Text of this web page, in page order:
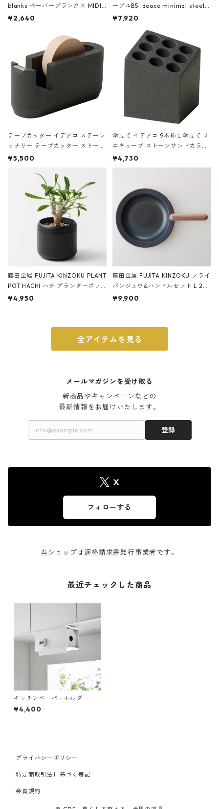
blanks ペーパーブランクス MIDI
ハードカバー 罫線 ヴァン・ゴッホ
¥2,640
ーブルB5 ideaco minimal steel f
urniture WALL Table B5 ネイビー
¥7,920
テープカッター イデアコ ステーシ
ョナリー テープカッター ストーン
サンドカラー 石調 ideaco Station
¥5,500
傘立て イデアコ 9本挿し傘立て ミ
ニキューブ ストーンサンドカラー
石調 ideaco Umbrella Stand CUB
E ストーンサンドブラック
¥4,730
藤田金属 FUJITA KINZOKU PLANT
POT HACHI ハチ プランターポッ
ト 3号 ブラック
¥4,950
藤田金属 FUJITA KINZOKU フライ
パンジュウ&ハンドルセット L 24c
m ガス火・IH対応 鉄フライパン
¥9,900
全アイテムを見る
メールマガジンを受け取る
新商品やキャンペーンなどの
最新情報をお届けいたします。
登録
X
フォローする
当ショップは適格請求書発行事業者です。
最近チェックした商品
キッチンペーパーホルダー 山
崎実業 tower タワー 片手でカ
ット戸棚下キッチンペーパー
¥4,400
プライバシーポリシー
特定商取引法に基づく表記
会員規約